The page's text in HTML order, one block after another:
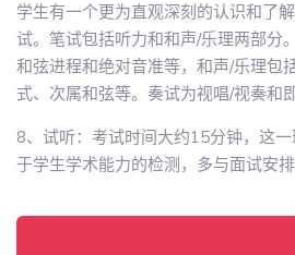
学生有一个更为直观深刻的认识和了
试。笔试包括听力和和声/乐理两部分
和弦进程和绝对音准等，和声/乐理包
式、次属和弦等。奏试为视唱/视奏和
8、试听：考试时间大约15分钟，这
于学生学术能力的检测，多与面试安排